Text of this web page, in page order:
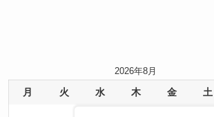
2026年8月
月 火 水 木 金 土